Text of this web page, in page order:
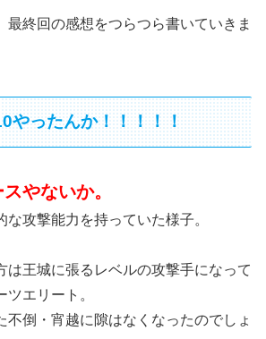
終回の感想をつらつら書いていきま
やったんか！！！！！
やないか。
攻撃能力を持っていた様子。
は王城に張るレベルの攻撃手になって
エリート。
不倒・宵越に隙はなくなったのでしょ